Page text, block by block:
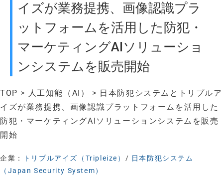
イズが業務提携、画像認識プラ
ットフォームを活用した防犯・
マーケティングAIソリューショ
ンシステムを販売開始
TOP > 人工知能（AI）
> 日本防犯システムとトリプルア
イズが業務提携、画像認識プラットフォームを活用した
防犯・マーケティングAIソリューションシステムを販売
開始
企業： トリプルアイズ（Tripleize） / 日本防犯システム
（Japan Security System）